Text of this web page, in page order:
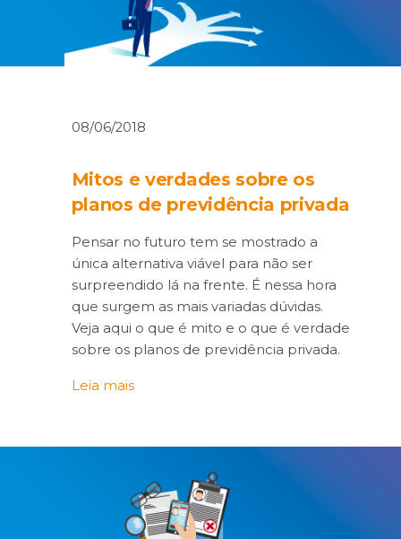
08/06/2018
Mitos e verdades sobre os
planos de previdência privada
Pensar no futuro tem se mostrado a
única alternativa viável para não ser
surpreendido lá na frente. É nessa hora
que surgem as mais variadas dúvidas.
Veja aqui o que é mito e o que é verdade
sobre os planos de previdência privada.
Leia mais